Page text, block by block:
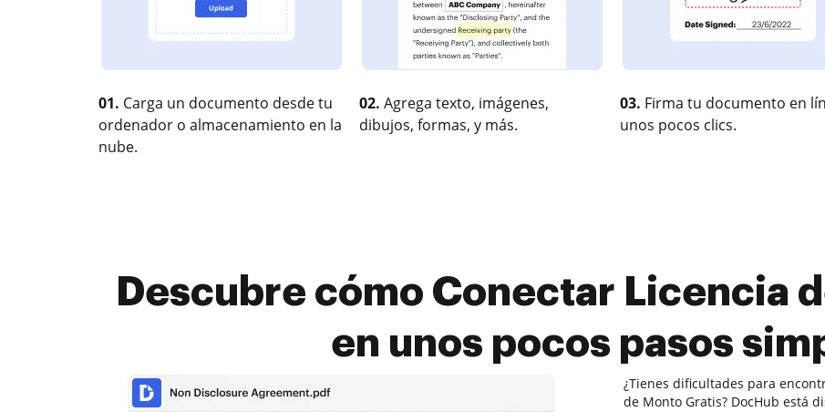
01. Carga un documento desde tu
ordenador o almacenamiento en la
nube.
02. Agrega texto, imágenes,
dibujos, formas, y más.
03. Firma tu documento en
unos pocos clics.
Descubre cómo Conectar Licencia
en unos pocos pasos
¿Tienes dificultades para
de Monto Gratis? DocHub está